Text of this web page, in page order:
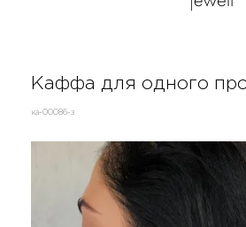
Каффа для одного
ка-00086-з